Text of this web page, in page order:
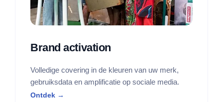
Brand activation
Volledige covering in de kleuren van uw merk,
gebruiksdata en amplificatie op sociale media.
Ontdek →